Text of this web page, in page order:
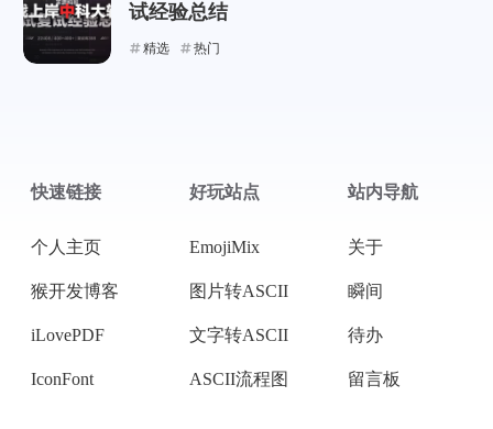
微信
支付宝
试经验总结
精选 热门
快速链接
个人主页
猴开发博客
iLovePDF
IconFont
好玩站点
EmojiMix
图片转ASCII
文字转ASCII
ASCII流程图
站内导航
关于
瞬间
待办
留言板